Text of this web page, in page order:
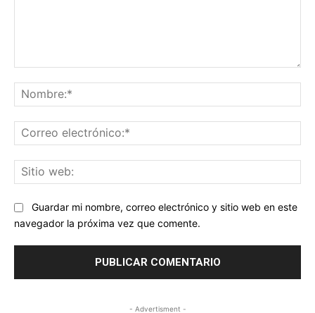
Guardar mi nombre, correo electrónico y sitio web en este
navegador la próxima vez que comente.
- Advertisment -